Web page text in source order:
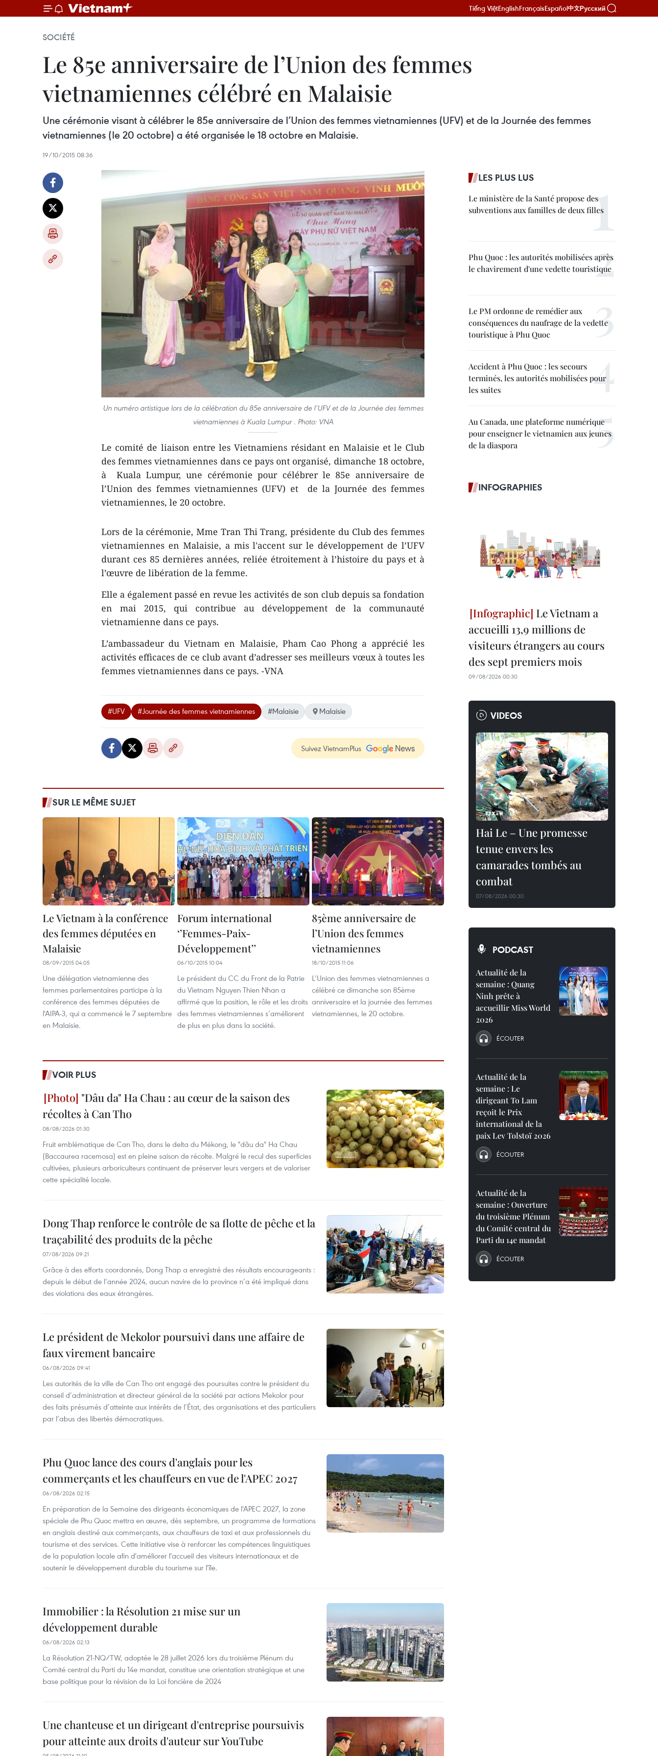
Tiếng ViệtEnglishFrançaisEspañol中文Русский
SOCIÉTÉ
Le 85e anniversaire de l’Union des femmes
vietnamiennes célébré en Malaisie
Une cérémonie visant à célébrer le 85e anniversaire de l’Union des femmes vietnamiennes (UFV) et de la Journée des femmes
vietnamiennes (le 20 octobre) a été organisée le 18 octobre en Malaisie.
19/10/2015 08:36
Un numéro artistique lors de la célébration du 85e anniversaire de l’UFV et de la Journée des femmes
vietnamiennes à Kuala Lumpur . Photo: VNA
Le comité de liaison entre les Vietnamiens résidant en Malaisie et le Club
des femmes vietnamiennes dans ce pays ont organisé, dimanche 18 octobre,
à Kuala Lumpur, une cérémonie pour célébrer le 85e anniversaire de
l’Union des femmes vietnamiennes (UFV) et de la Journée des femmes
vietnamiennes, le 20 octobre.
Lors de la cérémonie, Mme Tran Thi Trang, présidente du Club des femmes
vietnamiennes en Malaisie, a mis l'accent sur le développement de l’UFV
durant ces 85 dernières années, reliée étroitement à l’histoire du pays et à
l’œuvre de libération de la femme.
Elle a également passé en revue les activités de son club depuis sa fondation
en mai 2015, qui contribue au développement de la communauté
vietnamienne dans ce pays.
L’ambassadeur du Vietnam en Malaisie, Pham Cao Phong a apprécié les
activités efficaces de ce club avant d’adresser ses meilleurs vœux à toutes les
femmes vietnamiennes dans ce pays. -VNA
#UFV #Journée des femmes vietnamiennes #Malaisie Malaisie
Suivez VietnamPlus
SUR LE MÊME SUJET
Le Vietnam à la conférence
des femmes députées en
Malaisie
08/09/2015 04:05
Une délégation vietnamienne des
femmes parlementaires participe à la
conférence des femmes députées de
l'AIPA-3, qui a commencé le 7 septembre
en Malaisie.
Forum international
‘’Femmes-Paix-
Développement’’
06/10/2015 10:04
Le président du CC du Front de la Patrie
du Vietnam Nguyen Thien Nhan a
affirmé que la position, le rôle et les droits
des femmes vietnamiennes s’améliorent
de plus en plus dans la société.
85ème anniversaire de
l’Union des femmes
vietnamiennes
18/10/2015 11:06
L’Union des femmes vietnamiennes a
célébré ce dimanche son 85ème
anniversaire et la journée des femmes
vietnamiennes, le 20 octobre.
VOIR PLUS
"Dâu da" Ha Chau : au cœur de la saison des
récoltes à Can Tho
08/08/2026 01:30
Fruit emblématique de Can Tho, dans le delta du Mékong, le "dâu da" Ha Chau
(Baccaurea racemosa) est en pleine saison de récolte. Malgré le recul des superficies
cultivées, plusieurs arboriculteurs continuent de préserver leurs vergers et de valoriser
cette spécialité locale.
Dong Thap renforce le contrôle de sa flotte de pêche et la
traçabilité des produits de la pêche
07/08/2026 09:21
Grâce à des efforts coordonnés, Dong Thap a enregistré des résultats encourageants :
depuis le début de l’année 2024, aucun navire de la province n’a été impliqué dans
des violations des eaux étrangères.
Le président de Mekolor poursuivi dans une affaire de
faux virement bancaire
06/08/2026 09:41
Les autorités de la ville de Can Tho ont engagé des poursuites contre le président du
conseil d’administration et directeur général de la société par actions Mekolor pour
des faits présumés d’atteinte aux intérêts de l’État, des organisations et des particuliers
par l’abus des libertés démocratiques.
Phu Quoc lance des cours d'anglais pour les
commerçants et les chauffeurs en vue de l'APEC 2027
06/08/2026 02:15
En préparation de la Semaine des dirigeants économiques de l'APEC 2027, la zone
spéciale de Phu Quoc mettra en œuvre, dès septembre, un programme de formations
en anglais destiné aux commerçants, aux chauffeurs de taxi et aux professionnels du
tourisme et des services. Cette initiative vise à renforcer les compétences linguistiques
de la population locale afin d'améliorer l'accueil des visiteurs internationaux et de
soutenir le développement durable du tourisme sur l'île.
Immobilier : la Résolution 21 mise sur un
développement durable
06/08/2026 02:13
La Résolution 21-NQ/TW, adoptée le 28 juillet 2026 lors du troisième Plénum du
Comité central du Parti du 14e mandat, constitue une orientation stratégique et une
base politique pour la révision de la Loi foncière de 2024
Une chanteuse et un dirigeant d'entreprise poursuivis
pour atteinte aux droits d'auteur sur YouTube
LES PLUS LUS
Le ministère de la Santé propose des
subventions aux familles de deux filles
Phu Quoc : les autorités mobilisées après
le chavirement d'une vedette touristique
Le PM ordonne de remédier aux
conséquences du naufrage de la vedette
touristique à Phu Quoc
Accident à Phu Quoc : les secours
terminés, les autorités mobilisées pour
les suites
Au Canada, une plateforme numérique
pour enseigner le vietnamien aux jeunes
de la diaspora
INFOGRAPHIES
Le Vietnam a
accueilli 13,9 millions de
visiteurs étrangers au cours
des sept premiers mois
09/08/2026 00:30
VIDEOS
Hai Le – Une promesse
tenue envers les
camarades tombés au
combat
07/08/2026 00:30
PODCAST
Actualité de la
semaine : Quang
Ninh prête à
accueillir Miss World
2026
ÉCOUTER
Actualité de la
semaine : Le
dirigeant To Lam
reçoit le Prix
international de la
paix Lev Tolstoï 2026
ÉCOUTER
Actualité de la
semaine : Ouverture
du troisième Plénum
du Comité central du
Parti du 14e mandat
ÉCOUTER